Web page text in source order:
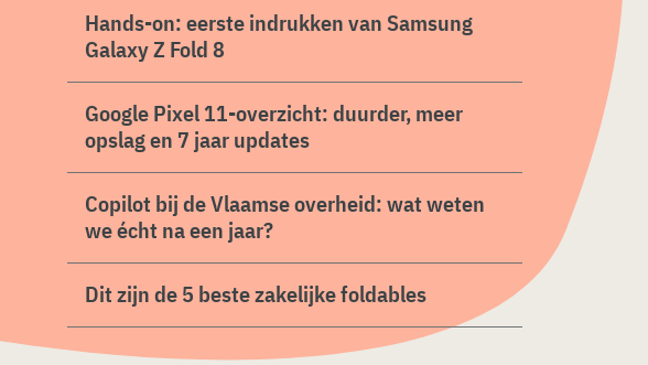
Hands-on: eerste indrukken van Samsung
Galaxy Z Fold 8
Google Pixel 11-overzicht: duurder, meer
opslag en 7 jaar updates
Copilot bij de Vlaamse overheid: wat weten
we écht na een jaar?
Dit zijn de 5 beste zakelijke foldables